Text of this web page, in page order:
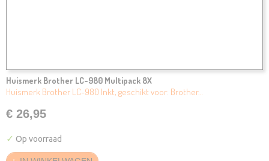
Huismerk Brother LC-980 Multipack 8X
Huismerk Brother LC-980 Inkt, geschikt voor: Brother…
€ 26,95
✓ Op voorraad